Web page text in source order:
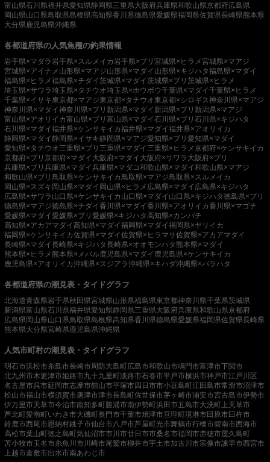
富山県石川県福井県愛知県静岡県三重県大阪府兵庫県和歌山県京都府広島県
岡山県山口県鳥取県島根県高知県香川県徳島県愛媛県福岡県佐賀県長崎県熊本県
大分県 鹿児島県沖縄県
各都道府県の人気魚種の釣果情報
岩手県×マダラ 岩手県×スルメイカ 岩手県×ブリ 宮城県×ヒラメ宮城県×マアジ
宮城県×アイナメ 山形県×マアジ山形県×マダイ 山形県×キジハタ福島県×マダイ
福島県×ヒラメ福島県×チダイ茨城県×マダイ茨城県×ブリ 茨城県×ヒラメ
埼玉県×サワラ埼玉県×タチウオ埼玉県×ホウボウ千葉県×マダイ千葉県×ヒラメ
千葉県×イサキ東京都×マアジ東京都×タチウオ東京都×シロギス神奈川県×マアジ
神奈川県×マダイ神奈川県×ブリ 新潟県×マダイ 新潟県×ブリ 新潟県×マアジ
富山県×アオリイカ富山県×ブリ 富山県×マダイ石川県×ブリ 石川県×キジハタ
石川県×マダイ福井県×ケンサキイカ福井県×マダイ福井県×アオリイカ
静岡県×マダイ静岡県×イサキ静岡県×マアジ愛知県×ブリ 愛知県×マダイ
愛知県×タチウオ三重県×ブリ 三重県×マダイ 三重県×ヒラメ京都府×ケンサキイカ
京都府×ブリ 京都府×マダイ 大阪府×マダイ 大阪府×サワラ 大阪府×ブリ
兵庫県×ブリ 兵庫県×マダイ兵庫県×マダコ和歌山県×マダイ和歌山県×マアジ
和歌山県×ブリ 鳥取県×ケンサキイカ 鳥取県×マアジ鳥取県×スルメイカ
岡山県×スズキ岡山県×マダイ 岡山県×ヒラメ 広島県×マダイ 広島県×キジハタ
広島県×サワラ 山口県×ケンサキイカ 山口県×マダイ 山口県×キジハタ徳島県×ブリ
徳島県×マアジ徳島県×チダイ香川県×マダイ香川県×アオリイカ香川県×マゴチ
愛媛県×マダイ愛媛県×ブリ 愛媛県×キジハタ高知県×カンパチ
高知県×アカアマダイ高知県×マダイ福岡県×マダイ福岡県×ヤリイカ
福岡県×ケンサキイカ佐賀県×マダイ佐賀県×ヒラマサ佐賀県×アカアマダイ
長崎県×マダイ長崎県×キジハタ長崎県×オオモンハタ 熊本県×マダイ
熊本県×ヒラメ 熊本県×メバル鹿児島県×マダイ 鹿児島県×ケンサキイカ
鹿児島県×アオリイカ沖縄県×スジアラ沖縄県×キハダ沖縄県×バラハタ
各都道府県の潮見表・タイドグラフ
北海道青森県岩手県秋田県宮城県山形県福島県東京都神奈川県千葉県茨城県
新潟県富山県石川県福井県愛知県静岡県三重県大阪府兵庫県和歌山県京都府
広島県岡山県山口県鳥取県島根県高知県香川県徳島県愛媛県福岡県佐賀県長崎県
熊本県大分県宮崎県 鹿児島県沖縄県
人気市町村の潮見表・タイドグラフ
明石市浜松市糸島市長崎市周防大島町広島市和歌山市鳴門市富津市下関市
北九州市木更津市姫路市九十九里町淡路市石巻市平戸市横浜市神戸市江戸川区
名古屋市呉市延岡市志摩市館山市平塚市四日市市小豆島町江田島市常滑市沼津市
松山市福山市横須賀市唐津市津市長島町佐世保市茅ヶ崎市浦安市宮古島市伊勢市
伊万里市天草市今治市南知多町勝浦市南伊勢町浜田市五島市大洗町 上天草市
芦北町愛南町いわき市大磯町長門市千葉市焼津市亘理町境港市田原市臼杵市
鈴鹿市西尾市恩納村銚子市仙台市八戸市芦屋町光市舞鶴市行橋市碧南市西海市
高松市葉山町徳之島町気仙沼市市川市廿日市市桑名市福岡市赤穂市屋久島町
苫小牧市玉名市糸魚川市 川崎市尾鷲市柳井市宇土市加古川市宗像市諫早市西宮市
上越市倉敷市出水市南あわじ市